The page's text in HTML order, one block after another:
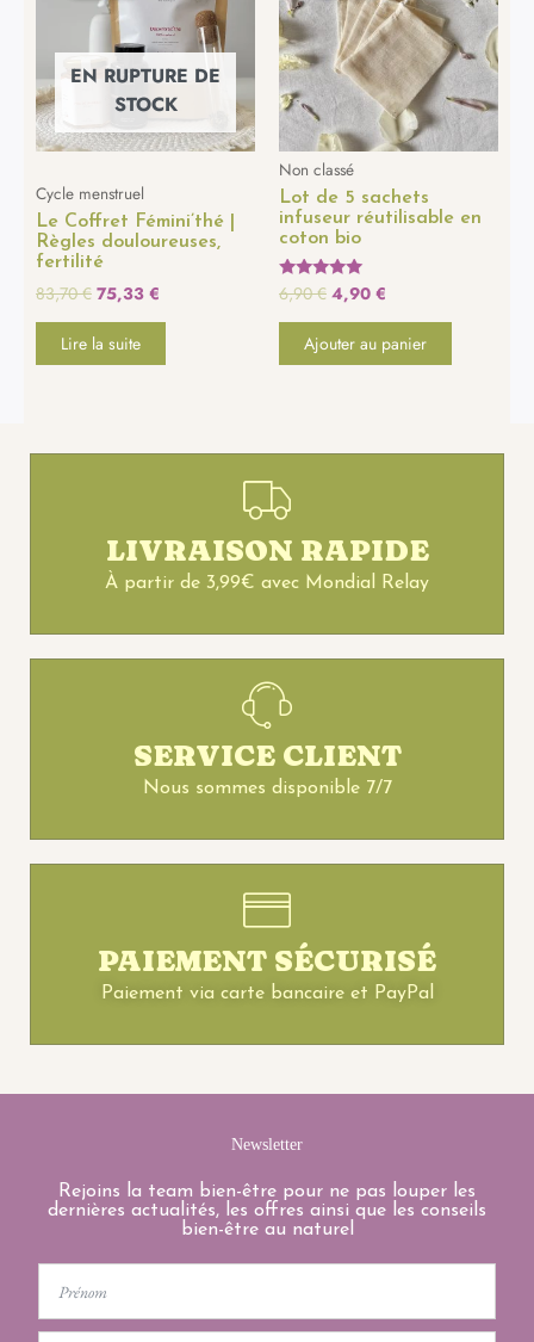
EN RUPTURE DE
STOCK
Cycle menstruel
Le Coffret Fémini’thé |
Règles douloureuses,
fertilité
83,70€
était :
83,70 €.
75,33 €
est :
75,33 €.
Lire la suite
Non classé
Lot de 5 sachets
infuseur réutilisable en
coton bio
Note
5.00
sur 5
6,90€
était :
6,90 €.
4,90 €
est :
4,90 €.
Ajouter au panier
LIVRAISON RAPIDE
À partir de 3,99€ avec Mondial Relay
SERVICE CLIENT
Nous sommes disponible 7/7
PAIEMENT SÉCURISÉ
Paiement via carte bancaire et PayPal
Newsletter
Rejoins la team bien-être pour ne pas louper les
dernières actualités, les offres ainsi que les conseils
bien-être au naturel
Name